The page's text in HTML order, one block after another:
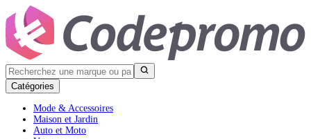
Catégories
Mode & Accessoires
Maison et Jardin
Auto et Moto